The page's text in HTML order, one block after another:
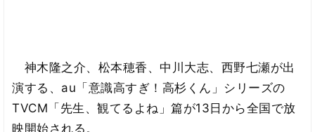
神木隆之介、松本穂香、中川大志、西野七瀬が出
演する、au「意識高すぎ！高杉くん」シリーズの
TVCM「先生、観てるよね」篇が13日から全国で放
映開始される。